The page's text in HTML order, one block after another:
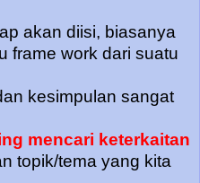
akan diisi, biasanya
frame work dari suatu
kesimpulan sangat
mencari keterkaitan
topik/tema yang kita